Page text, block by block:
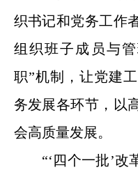
织书记和党务工作
组织班子成员与
职”机制，让党建
务发展各环节，以
会高质量发展。
“‘四个一批’改